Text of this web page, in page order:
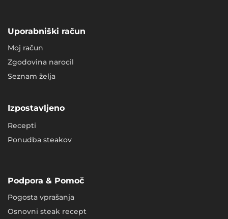
Uporabniški račun
Moj račun
Zgodovina narocil
Seznam želja
Izpostavljeno
Recepti
Ponudba steakov
Podpora & Pomoč
Pogosta vprašanja
Osnovni steak recept